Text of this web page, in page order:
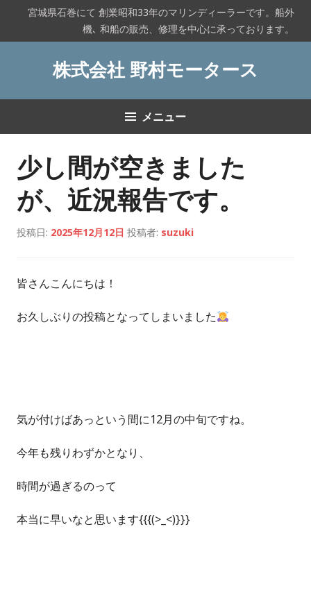
テ
宮城県石巻にて 創業昭和33年のマリンディーラーです。船外
機､ 和船の販売、修理を中心に承っております。
株式会社 野村モータース
メニュー
少し間が空きました
が、近況報告です。
投稿日: 2025年12月12日 投稿者: suzuki
皆さんこんにちは！
お久しぶりの投稿となってしまいました
気が付けばあっという間に12月の中旬ですね。
今年も残りわずかとなり、
時間が過ぎるのって
本当に早いなと思います{{{(>_<)}}}